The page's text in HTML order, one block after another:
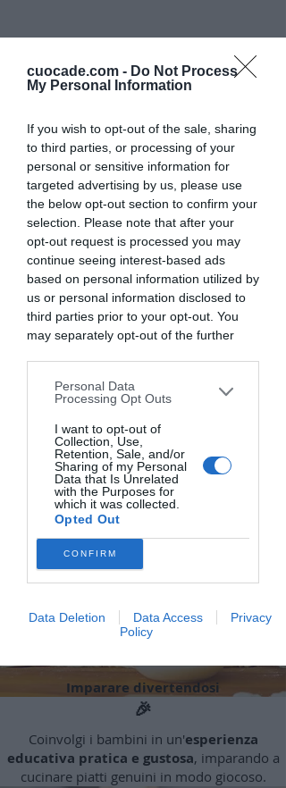
cuocade.com - Do Not Process
My Personal Information
If you wish to opt-out of the sale, sharing
to third parties, or processing of your
personal or sensitive information for
targeted advertising by us, please use
the below opt-out section to confirm your
selection. Please note that after your
opt-out request is processed you may
continue seeing interest-based ads
based on personal information utilized by
us or personal information disclosed to
third parties prior to your opt-out. You
may separately opt-out of the further
downstream participants. This
information may also be disclosed by us
to third parties on theIAB’s List of
Downstream Participantsthat may
further disclose it to other third parties.
Personal Data
Processing Opt Outs
I want to opt-out of
Collection, Use,
Retention, Sale, and/or
Sharing of my Personal
Data that Is Unrelated
with the Purposes for
which it was collected.
Opted Out
CONFIRM
Data Deletion Data Access
Privacy
Policy
Ingredienti segreti:
il sorrisoela fantasiaper ricette che
avrannoil profumo della felicità
Imparare divertendosi
🎉
Coinvolgi i bambini in un'esperienza
educativa pratica e gustosa, imparando a
cucinare piatti genuini in modo giocoso.